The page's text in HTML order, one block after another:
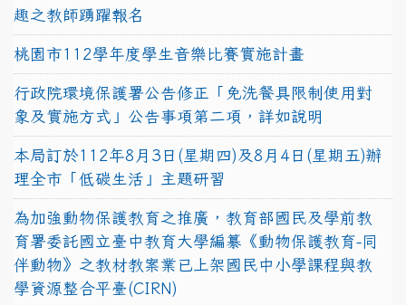
趣之教師踴躍報名
桃園市112學年度學生音樂比賽實施計畫
行政院環境保護署公告修正「免洗餐具限制使用對
象及實施方式」公告事項第二項，詳如說明
本局訂於112年8月3日(星期四)及8月4日(星期五)辦
理全市「低碳生活」主題研習
為加強動物保護教育之推廣，教育部國民及學前教
育署委託國立臺中教育大學編纂《動物保護教育-同
伴動物》之教材教案業已上架國民中小學課程與教
學資源整合平臺(CIRN)